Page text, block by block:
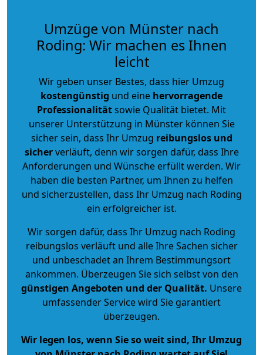
Umzüge von Münster nach
Roding: Wir machen es Ihnen
leicht
Wir geben unser Bestes, dass hier Umzug
kostengünstig und eine hervorragende
Professionalitätsowie Qualität bietet. Mit
unserer Unterstützung in Münster können Sie
sicher sein, dass Ihr Umzug reibungslos und
sicherverläuft, denn wir sorgen dafür, dass Ihre
Anforderungen und Wünsche erfüllt werden. Wir
haben die besten Partner, um Ihnen zu helfen
und sicherzustellen, dass Ihr Umzug nach Roding
ein erfolgreicher ist.
Wir sorgen dafür, dass Ihr Umzug nach Roding
reibungslos verläuft und alle Ihre Sachen sicher
und unbeschadet an Ihrem Bestimmungsort
ankommen. Überzeugen Sie sich selbst von den
günstigen Angeboten und der Qualität. Unsere
umfassender Service wird Sie garantiert
überzeugen.
Wir legen los, wenn Sie so weit sind, Ihr Umzug